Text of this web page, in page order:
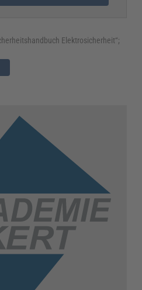
Elektrosicherheit“;